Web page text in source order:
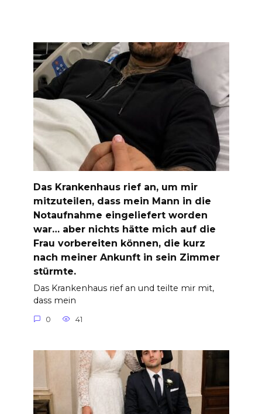
Das Krankenhaus rief an, um mir
mitzuteilen, dass mein Mann in die
Notaufnahme eingeliefert worden
war… aber nichts hätte mich auf die
Frau vorbereiten können, die kurz
nach meiner Ankunft in sein Zimmer
stürmte.
Das Krankenhaus rief an und teilte mir mit,
dass mein
0 41